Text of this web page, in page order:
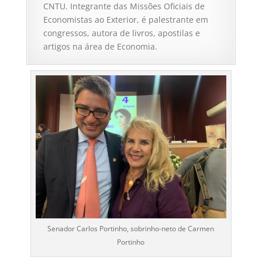
CNTU. Integrante das Missões Oficiais de
Economistas ao Exterior, é palestrante em
congressos, autora de livros, apostilas e
artigos na área de Economia.
Senador Carlos Portinho, sobrinho-neto de Carmen
Portinho